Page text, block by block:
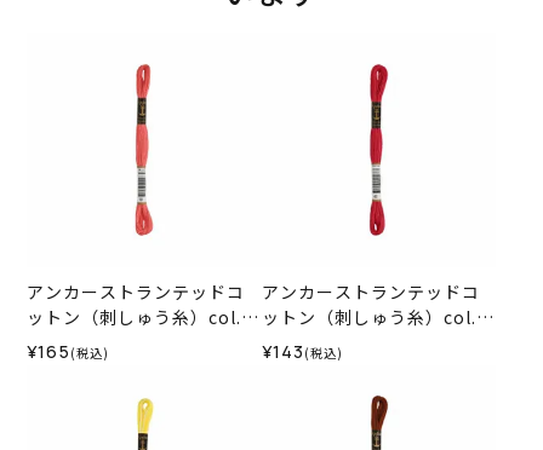
アンカーストランテッドコ
ットン（刺しゅう糸）col.0
010
¥165 (税込)
アンカーストランテッドコ
ットン（刺しゅう糸）col.0
042
¥143 (税込)